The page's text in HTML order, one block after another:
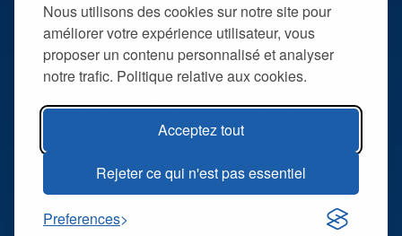
Nous utilisons des cookies sur notre site pour
améliorer votre expérience utilisateur, vous
proposer un contenu personnalisé et analyser
notre trafic. Politique relative aux cookies.
Acceptez tout
Rejeter ce qui n'est pas essentiel
Preferences
accompagnons une équipe d’experts du recrutement et
des outils performants, afin de mieux répondre à leurs
spécificités et leurs attentes. La mise à disposition de
collaborateurs intérimaires qualifiés permet de devenir leur
partenaire RH privilégié dans la durée.
@ R2T 2025
Politique de confidentialité